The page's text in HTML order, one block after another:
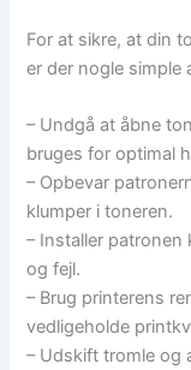
For at sikre, at din
er der nogle simple
– Undgå at åbne
bruges for optimal
– Opbevar
klumper i toneren.
– Installer
og fejl.
– Brug printerens
vedligeholde
– Udskift tromle og